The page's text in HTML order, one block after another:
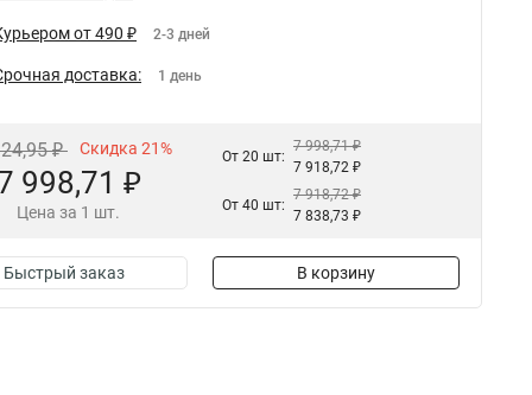
от 490 ₽ 2-3 дней
доставка: 1 день
₽ Скидка 21%
998,71 ₽
Цена за 1 шт.
От 20 шт:
7 998,71 ₽
7 918,72 ₽
От 40 шт:
7 918,72 ₽
7 838,73 ₽
Быстрый заказ В корзину